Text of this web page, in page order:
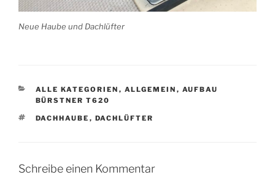
Neue Haube und Dachlüfter
KATEGORIEN
ALLE KATEGORIEN , ALLGEMEIN , AUFBAU
BÜRSTNER T620
SCHLAGWÖRTER
DACHHAUBE , DACHLÜFTER
Schreibe einen Kommentar